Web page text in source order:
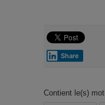
Share
Contient le(s)